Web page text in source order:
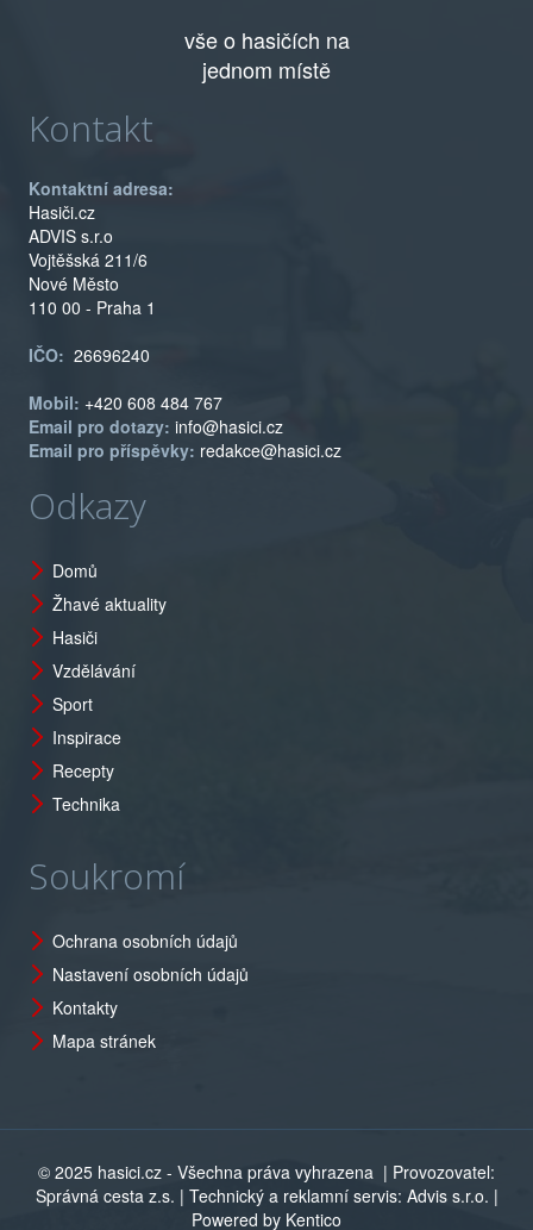
vše o hasičích na
jednom místě
Kontakt
Kontaktní adresa:
Hasiči.cz
ADVIS s.r.o
Vojtěšská 211/6
Nové Město
110 00 - Praha 1
IČO: 26696240
Mobil: +420 608 484 767
Email pro dotazy: info@hasici.cz
Email pro příspěvky: redakce@hasici.cz
Odkazy
Domů
Žhavé aktuality
Hasiči
Vzdělávání
Sport
Inspirace
Recepty
Technika
Soukromí
Ochrana osobních údajů
Nastavení osobních údajů
Kontakty
Mapa stránek
© 2025 hasici.cz - Všechna práva vyhrazena | Provozovatel:
Správná cesta z.s. | Technický a reklamní servis: Advis s.r.o. |
Powered by Kentico